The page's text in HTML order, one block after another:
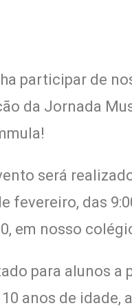
participar de
da Jornada
será
fevereiro, das
em nosso
para alunos a
anos de idade, a